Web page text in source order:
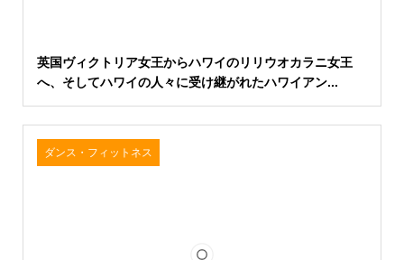
英国ヴィクトリア女王からハワイのリリウオカラニ女王
へ、そしてハワイの人々に受け継がれたハワイアン...
ダンス・フィットネス